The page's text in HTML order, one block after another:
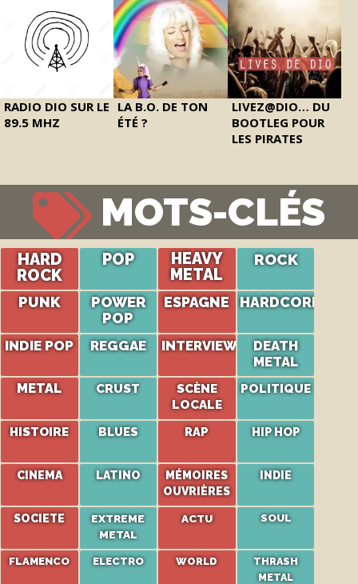
RADIO DIO SUR LE
89.5 MHZ
LA B.O. DE TON
ÉTÉ ?
LIVEZ@DIO… DU
BOOTLEG POUR
LES PIRATES
MOTS-CLÉS
HARD
ROCK
POP
HEAVY
METAL
ROCK
PUNK
POWER
POP
ESPAGNE HARDCORE
INDIE POP REGGAE INTERVIEW
DEATH
METAL
METAL CRUST
SCÈNE
LOCALE
POLITIQUE
HISTOIRE BLUES RAP HIP HOP
CINEMA LATINO
MÉMOIRES
OUVRIÈRES
INDIE
SOCIETE
EXTREME
METAL
ACTU SOUL
FLAMENCO ELECTRO WORLD
THRASH
METAL